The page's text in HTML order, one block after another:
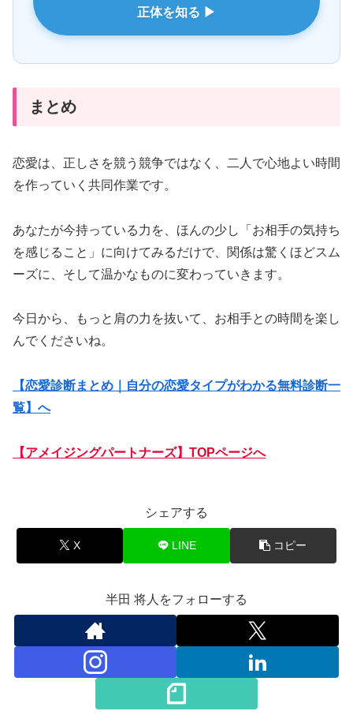
正体を知る ▶
まとめ
恋愛は、正しさを競う競争ではなく、二人で心地よい時間
を作っていく共同作業です。
あなたが今持っている力を、ほんの少し「お相手の気持ち
を感じること」に向けてみるだけで、関係は驚くほどスム
ーズに、そして温かなものに変わっていきます。
今日から、もっと肩の力を抜いて、お相手との時間を楽し
んでくださいね。
【恋愛診断まとめ｜自分の恋愛タイプがわかる無料診断一
覧】へ
【アメイジングパートナーズ】TOPページへ
シェアする
X LINE コピー
半田 将人をフォローする